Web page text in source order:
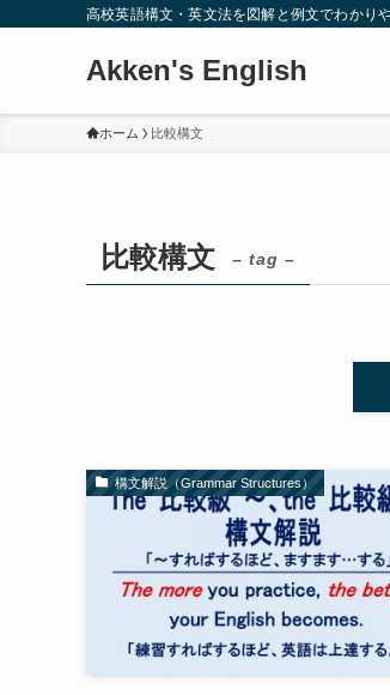
高校英語構文・英文法を図解と例文でわかり
Akken's English
ホーム 比較構文
比較構文 – tag –
構文解説（Grammar Structures）